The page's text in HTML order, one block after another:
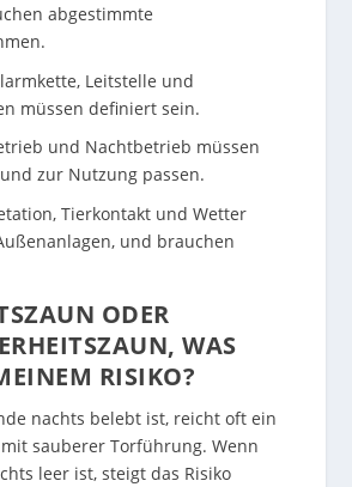
abgestimmte
Leitstelle und
müssen definiert sein.
und Nachtbetrieb müssen
zur Nutzung passen.
Tierkontakt und Wetter
und brauchen
ODER
WAS
RISIKO?
nachts belebt ist, reicht oft ein
sauberer Torführung. Wenn
leer ist, steigt das Risiko